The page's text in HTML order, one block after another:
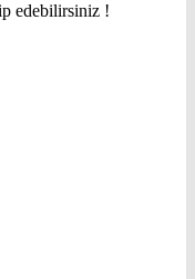
edebilirsiniz !